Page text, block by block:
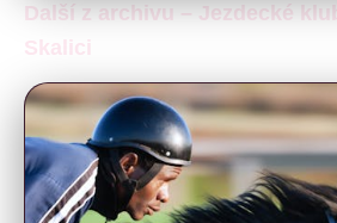
Další z archivu – Jezdecké
Skalici